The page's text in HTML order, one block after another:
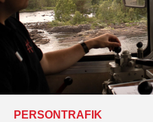
PERSONTRAFIK